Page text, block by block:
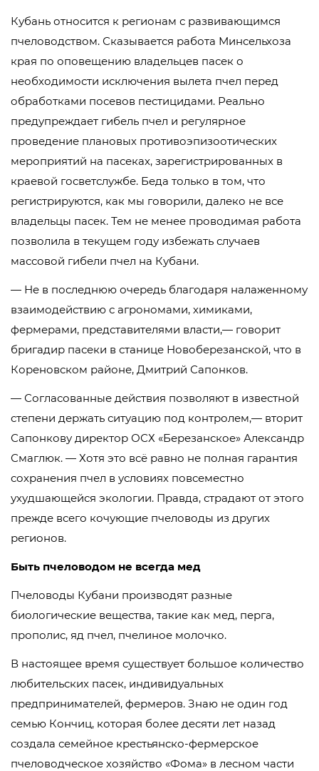
Кубань относится к регионам с развивающимся
пчеловодством. Сказывается работа Минсельхоза
края по оповещению владельцев пасек о
необходимости исключения вылета пчел перед
обработками посевов пестицидами. Реально
предупреждает гибель пчел и регулярное
проведение плановых противоэпизоотических
мероприятий на пасеках, зарегистрированных в
краевой госветслужбе. Беда только в том, что
регистрируются, как мы говорили, далеко не все
владельцы пасек. Тем не менее проводимая работа
позволила в текущем году избежать случаев
массовой гибели пчел на Кубани.
— Не в последнюю очередь благодаря налаженному
взаимодействию с агрономами, химиками,
фермерами, представителями власти,— говорит
бригадир пасеки в станице Новоберезанской, что в
Кореновском районе, Дмитрий Сапонков.
— Согласованные действия позволяют в известной
степени держать ситуацию под контролем,— вторит
Сапонкову директор ОСХ «Березанское» Александр
Смаглюк. — Хотя это всё равно не полная гарантия
сохранения пчел в условиях повсеместно
ухудшающейся экологии. Правда, страдают от этого
прежде всего кочующие пчеловоды из других
регионов.
Быть пчеловодом не всегда мед
Пчеловоды Кубани производят разные
биологические вещества, такие как мед, перга,
прополис, яд пчел, пчелиное молочко.
В настоящее время существует большое количество
любительских пасек, индивидуальных
предпринимателей, фермеров. Знаю не один год
семью Кончиц, которая более десяти лет назад
создала семейное крестьянско-фермерское
пчеловодческое хозяйство «Фома» в лесном части